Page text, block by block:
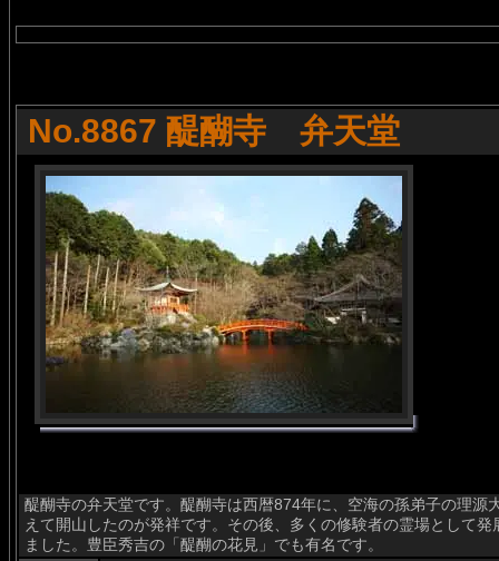
No.8867 醍醐寺 弁天堂
醍醐寺の弁天堂です。醍醐寺は西暦874年に、空海の孫弟子の理源
えて開山したのが発祥です。その後、多くの修験者の霊場として
ました。豊臣秀吉の「醍醐の花見」でも有名です。